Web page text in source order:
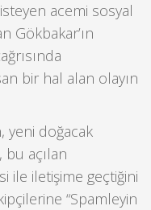
acemi sosyal
Gökbakar’ın
bir hal alan olayın
yeni doğacak
bu açılan
ile iletişime geçtiğini
“Spamleyin